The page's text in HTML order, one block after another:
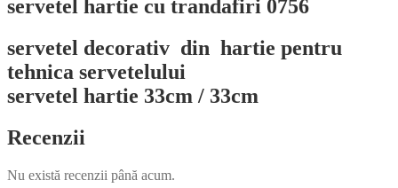
servetel hartie cu trandafiri 0756
servetel decorativ din hartie pentru
tehnica servetelului
servetel hartie 33cm / 33cm
Recenzii
Nu există recenzii până acum.